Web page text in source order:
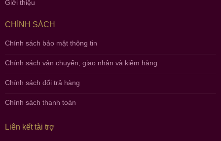
Giới thiệu
CHÍNH SÁCH
Chính sách bảo mật thông tin
Chính sách vận chuyển, giao nhận và kiểm hàng
Chính sách đổi trả hàng
Chính sách thanh toán
Liên kết tài trợ